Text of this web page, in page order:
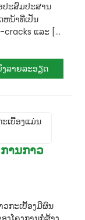
ປະສົມປະສານ
ຫນ້າທີ່ເປັນ
ແລະ [...
ງລາຍລະອຽດ
ການກາວ
ກະເບື້ອງມີຜົນ